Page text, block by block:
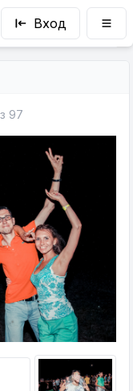
Вход
97